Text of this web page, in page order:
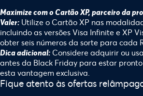
Maximize com o Cartão XP, parceiro da
Valer: Utilize o Cartão XP nas
incluindo as versões Visa Infinite e XP
obter seis números da sorte para cada
Dica adicional: Considere adquirir ou
antes da Black Friday para estar
esta vantagem exclusiva.
Fique atento às ofertas